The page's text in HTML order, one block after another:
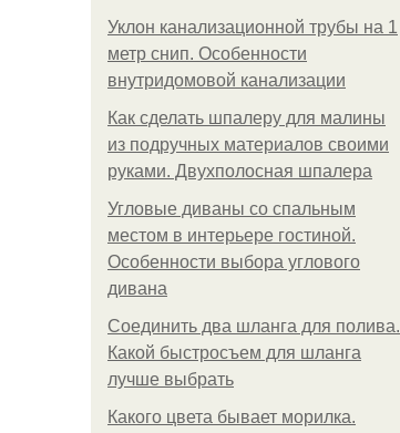
Уклон канализационной трубы на 1
метр снип. Особенности
внутридомовой канализации
Как сделать шпалеру для малины
из подручных материалов своими
руками. Двухполосная шпалера
Угловые диваны со спальным
местом в интерьере гостиной.
Особенности выбора углового
дивана
Соединить два шланга для полива.
Какой быстросъем для шланга
лучше выбрать
Какого цвета бывает морилка.